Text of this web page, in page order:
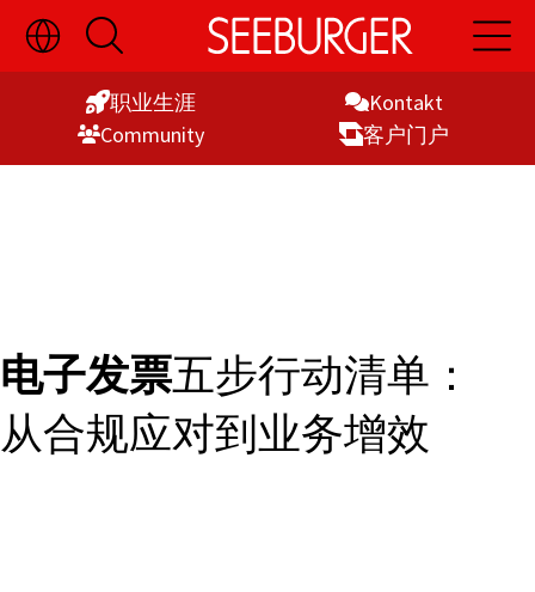
Skip
to
切
换
语
显
开
启
搜
索
开
启
主
Kontakt
职业生涯
客户门户
Commu­nity
电子发票五步行动清单：
从合规应对到业务增效